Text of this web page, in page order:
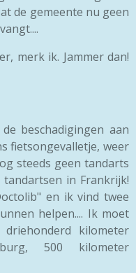
de gemeente nu geen
merk ik. Jammer dan!
beschadigingen aan
fietsongevalletje, weer
steeds geen tandarts
in Frankrijk!
en ik vind twee
helpen.... Ik moet
kilometer
500 kilometer